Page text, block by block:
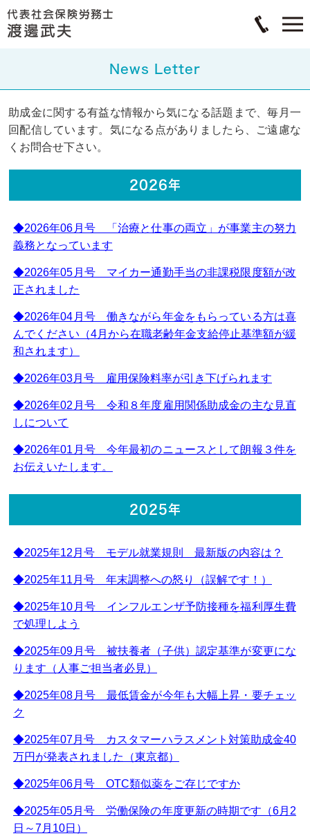
News Letter
助成金に関する有益な情報から気になる話題まで、毎月一
回配信しています。気になる点がありましたら、ご遠慮な
くお問合せ下さい。
2026年
◆2026年06月号 「治療と仕事の両立」が事業主の努力
義務となっています
◆2026年05月号 マイカー通勤手当の非課税限度額が改
正されました
◆2026年04月号 働きながら年金をもらっている方は喜
んでください（4月から在職老齢年金支給停止基準額が緩
和されます）
◆2026年03月号 雇用保険料率が引き下げられます
◆2026年02月号 令和８年度雇用関係助成金の主な見直
しについて
◆2026年01月号 今年最初のニュースとして朗報３件を
お伝えいたします。
2025年
◆2025年12月号 モデル就業規則 最新版の内容は？
◆2025年11月号 年末調整への怒り（誤解です！）
◆2025年10月号 インフルエンザ予防接種を福利厚生費
で処理しよう
◆2025年09月号 被扶養者（子供）認定基準が変更にな
ります（人事ご担当者必見）
◆2025年08月号 最低賃金が今年も大幅上昇・要チェッ
ク
◆2025年07月号 カスタマーハラスメント対策助成金40
万円が発表されました（東京都）
◆2025年06月号 OTC類似薬をご存じですか
◆2025年05月号 労働保険の年度更新の時期です（6月2
日～7月10日）